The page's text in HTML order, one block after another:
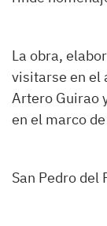
La obra,
visitarse en el
Artero Guirao
en el marco
San Pedro del